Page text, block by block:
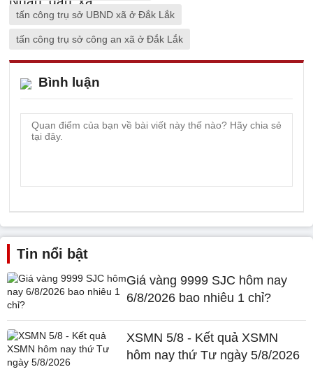
tấn công trụ sở UBND xã ở Đắk Lắk
tấn công trụ sở công an xã ở Đắk Lắk
Bình luận
Tin nổi bật
Giá vàng 9999 SJC hôm nay
6/8/2026 bao nhiêu 1 chỉ?
XSMN 5/8 - Kết quả XSMN
hôm nay thứ Tư ngày 5/8/2026